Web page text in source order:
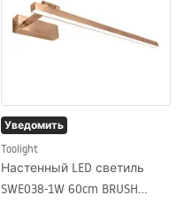
Уведомить
Toolight
Настенный LED светиль
SWE038-1W 60cm BRUSH